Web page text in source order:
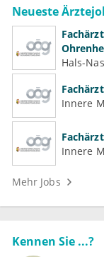
Neueste
Hals-
Innere
Innere
Mehr Jobs
Kennen Sie ...?